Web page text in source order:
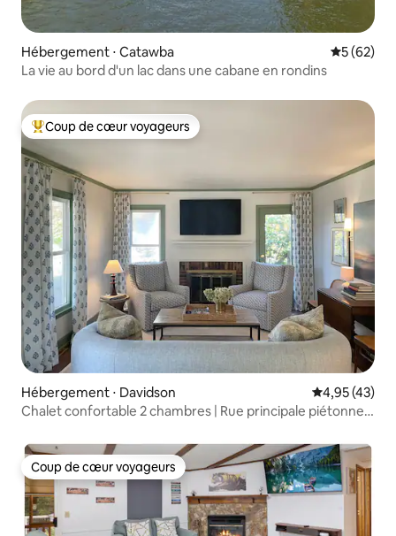
Hébergement ⋅ Catawba
5 (62)
La vie au bord d'un lac dans une cabane en rondins
Coups de cœur voyageurs les plus appréciés
Coup de cœur voyageurs
Hébergement ⋅ Davidson Évaluation
4,95 (43)
Chalet confortable 2 chambres | Rue principale piétonne
Coup de cœur voyageurs
Coup de cœur voyageurs